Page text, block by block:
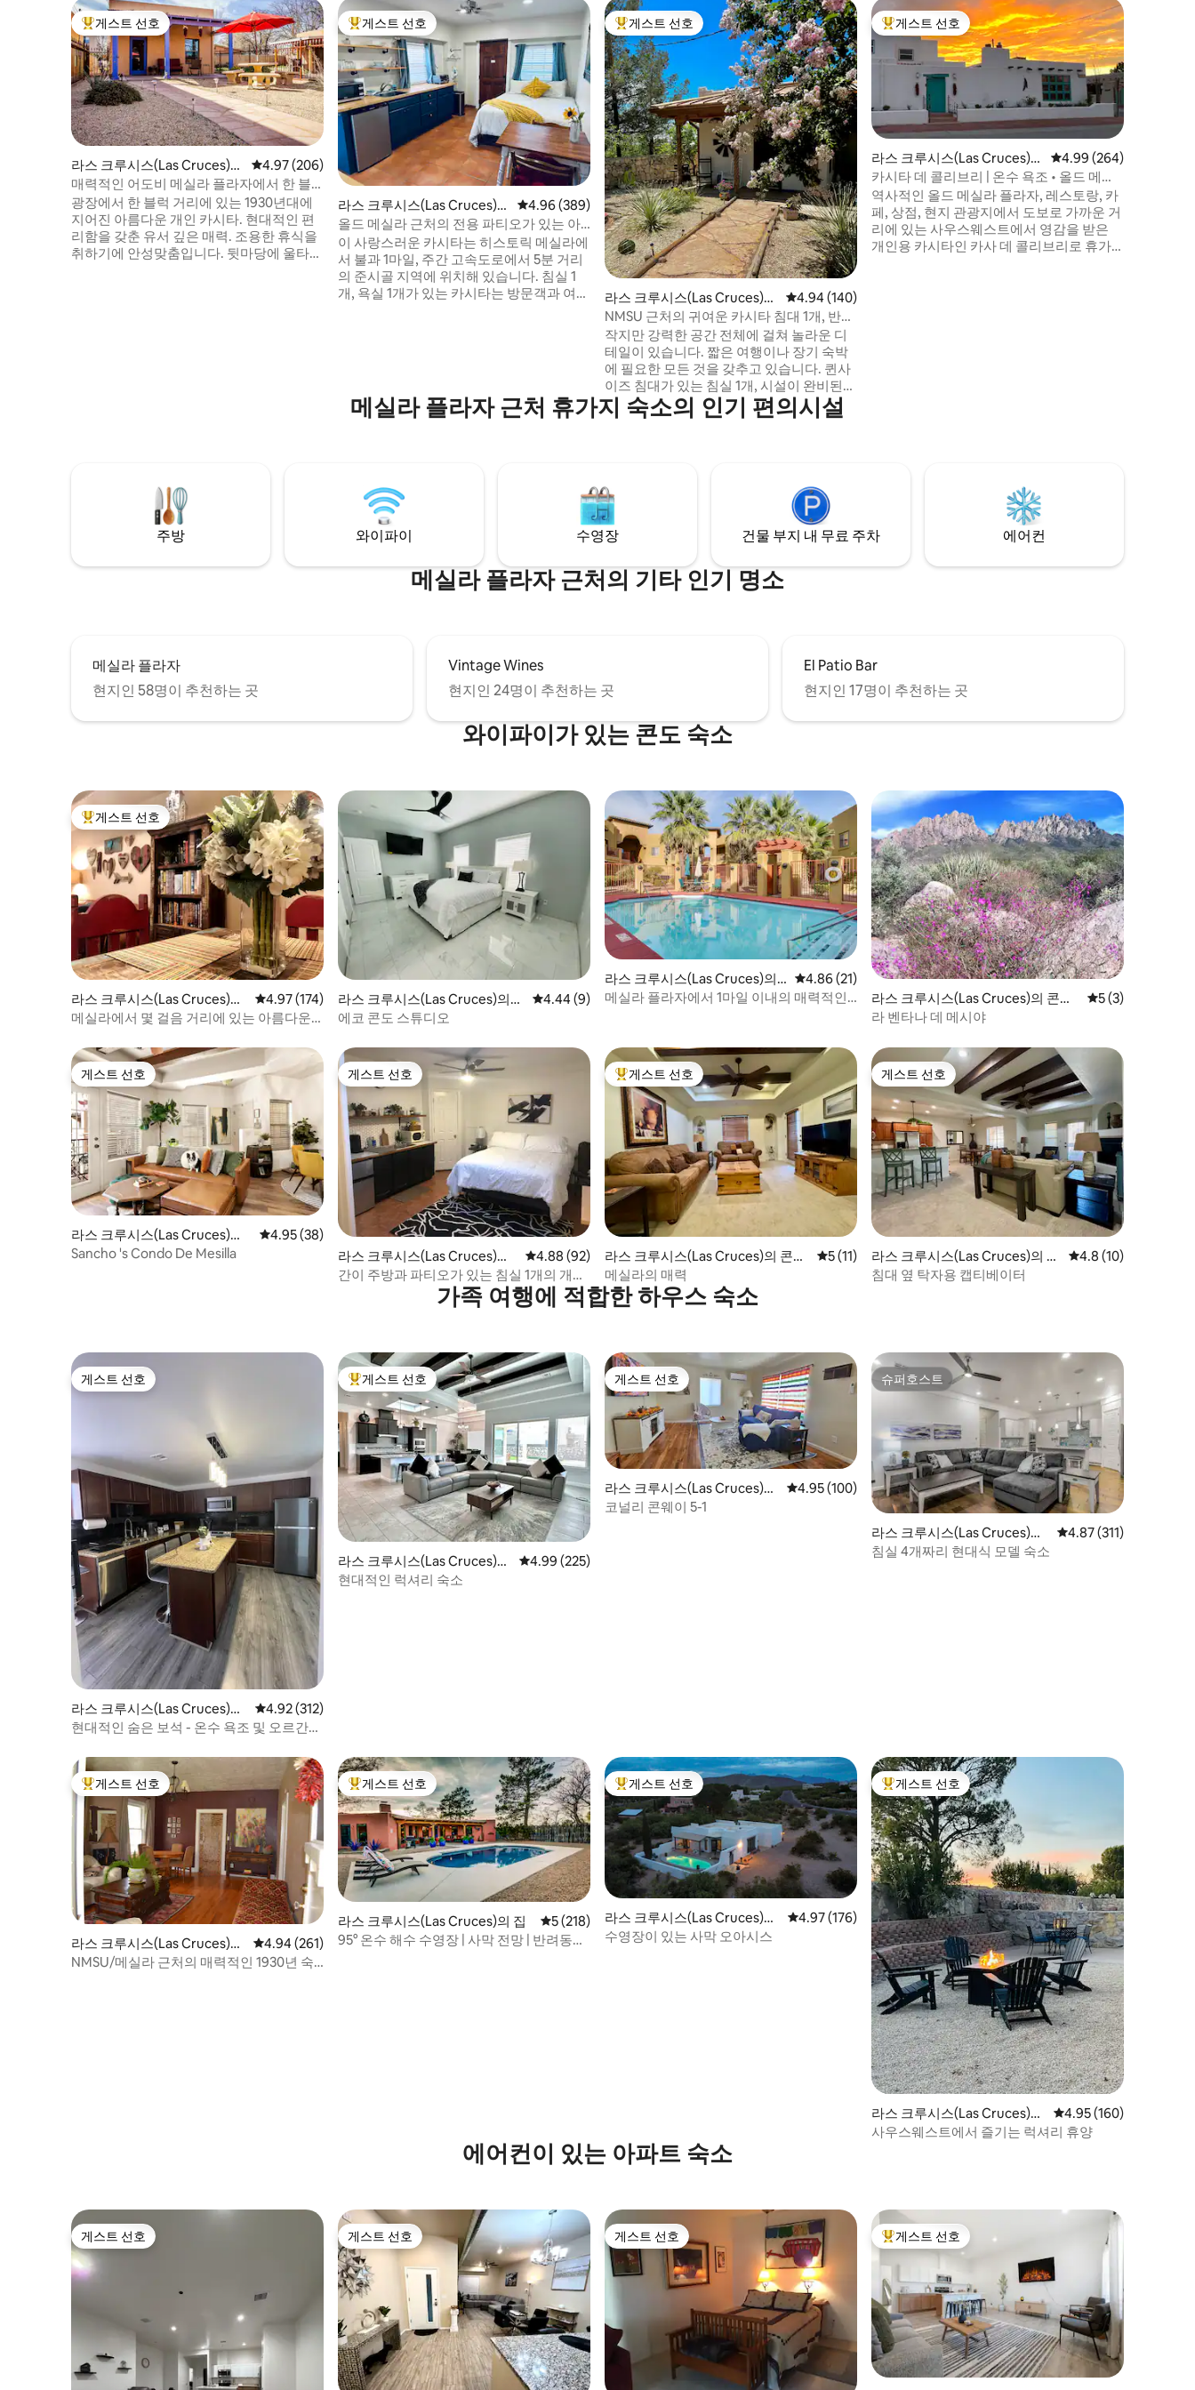
상위 게스트 선호
게스트 선호
라스 크루시스(Las Cruces)의
집
평점 4.97점(5점 만점), 후기 206개
4.97 (206)
매력적인 어도비 메실라 플라자에서 한 블
록 거리
광장에서 한 블럭 거리에 있는 1930년대에
지어진 아름다운 개인 카시타. 현대적인 편
리함을 갖춘 유서 깊은 매력. 조용한 휴식을
취하기에 안성맞춤입니다. 뒷마당에 울타리
상위 게스트 선호
게스트 선호
라스 크루시스(Las Cruces)의
게스트용 별채
평점 4.96점(5점 만점), 후기 389개
4.96 (389)
올드 메실라 근처의 전용 파티오가 있는 아
늑한 카시타
이 사랑스러운 카시타는 히스토릭 메실라에
서 불과 1마일, 주간 고속도로에서 5분 거리
의 준시골 지역에 위치해 있습니다. 침실 1
개, 욕실 1개가 있는 카시타는 방문객과 여행
없음), 미니 스플릿 에어컨/히터, 전용 야외
파티오 테이블, 가스 그릴도 구비되어 있습
상위 게스트 선호
게스트 선호
라스 크루시스(Las Cruces)의
게스트용 별채
평점 4.94점(5점 만점), 후기 140개
4.94 (140)
NMSU 근처의 귀여운 카시타 침대 1개, 반려
동물 동반 가능
작지만 강력한 공간 전체에 걸쳐 놀라운 디
테일이 있습니다. 짧은 여행이나 장기 숙박
에 필요한 모든 것을 갖추고 있습니다. 퀸사
이즈 침대가 있는 침실 1개, 시설이 완비된
주방, 거실, 식사 공간, 완전히 울타리가 쳐
진 반려동물 친화적인 마당이 있습니다. 탈
가깝지만 완전히 분리되어 있어 프라이빗합
니다. 노상 주차가 아닌 전용 주차장.
상위 게스트 선호
게스트 선호
라스 크루시스(Las Cruces)의
게스트용 별채
평점 4.99점(5점 만점),
4.99 (264)
카시타 데 콜리브리 | 온수 욕조 • 올드 메시
야까지 도보 거리
역사적인 올드 메실라 플라자, 레스토랑, 카
페, 상점, 현지 관광지에서 도보로 가까운 거
리에 있는 사우스웨스트에서 영감을 받은
개인용 카시타인 카사 데 콜리브리로 휴가
메실라 플라자 근처 휴가지 숙소의 인기 편의시설
주방 와이파이 수영장 건물 부지 내 무료 주차 에어컨
메실라 플라자 근처의 기타 인기 명소
메실라 플라자
현지인 58명이 추천하는 곳
Vintage Wines
현지인 24명이 추천하는 곳
El Patio Bar
현지인 17명이 추천하는 곳
와이파이가 있는 콘도 숙소
상위 게스트 선호
게스트 선호
라스 크루시스(Las Cruces)의
콘도미니엄
평점 4.97점(5점 만점), 후기 174개
4.97 (174)
메실라에서 몇 걸음 거리에 있는 아름다운
라스 크루시스(Las Cruces)의
콘도미니엄
평점 4.44점(5점 만점), 후기 9개
4.44 (9)
에코 콘도 스튜디오
라스 크루시스(Las Cruces)의
콘도미니엄
평점 4.86점(5점 만점), 후기 21개
4.86 (21)
메실라 플라자에서 1마일 이내의 매력적인
라스 크루시스(Las Cruces)의 콘도
미니엄
평점 5점(5점 만점
5 (3)
라 벤타나 데 메시야
게스트 선호
게스트 선호
라스 크루시스(Las Cruces)의
콘도미니엄
평점 4.95점(5점 만점), 후기 38개
4.95 (38)
Sancho 's Condo De Mesilla
게스트 선호
게스트 선호
라스 크루시스(Las Cruces)의
콘도미니엄
평점 4.88점(5점 만점), 후기 92개
4.88 (92)
간이 주방과 파티오가 있는 침실 1개의 개인
상위 게스트 선호
게스트 선호
라스 크루시스(Las Cruces)의 콘도
미니엄
평점 5점(5점 만점), 후기 11개
5 (11)
메실라의 매력
게스트 선호
게스트 선호
라스 크루시스(Las Cruces)의 콘
도미니엄
평점 4.8점(5점 만점
4.8 (10)
침대 옆 탁자용 캡티베이터
가족 여행에 적합한 하우스 숙소
게스트 선호
게스트 선호
라스 크루시스(Las Cruces)의
집
평점 4.92점(5점 만점), 후기 312개
4.92 (312)
현대적인 숨은 보석 - 온수 욕조 및 오르간
상위 게스트 선호
게스트 선호
라스 크루시스(Las Cruces)의
집
평점 4.99점(5점 만점), 후기 225개
4.99 (225)
현대적인 럭셔리 숙소
게스트 선호
게스트 선호
라스 크루시스(Las Cruces)의
집
평점 4.95점(5점 만점), 후기 100개
4.95 (100)
코널리 콘웨이 5-1
슈퍼호스트
슈퍼호스트
라스 크루시스(Las Cruces)의
집
평점 4.87점(5점 만점),
4.87 (311)
침실 4개짜리 현대식 모델 숙소
상위 게스트 선호
게스트 선호
라스 크루시스(Las Cruces)의
집
평점 4.94점(5점 만점), 후기 261개
4.94 (261)
NMSU/메실라 근처의 매력적인 1930년 숙
상위 게스트 선호
게스트 선호
라스 크루시스(Las Cruces)의 집 평점 5점(5점 만점), 후기 218개
5 (218)
95° 온수 해수 수영장 | 사막 전망 | 반려동물
상위 게스트 선호
게스트 선호
라스 크루시스(Las Cruces)의
집
평점 4.97점(5점 만점), 후기 176개
4.97 (176)
수영장이 있는 사막 오아시스
상위 게스트 선호
게스트 선호
라스 크루시스(Las Cruces)의
집
평점 4.95점(5점 만점),
4.95 (160)
사우스웨스트에서 즐기는 럭셔리 휴양
에어컨이 있는 아파트 숙소
게스트 선호
게스트 선호 게스트 선호
게스트 선호 게스트 선호
게스트 선호 상위 게스트 선호
게스트 선호